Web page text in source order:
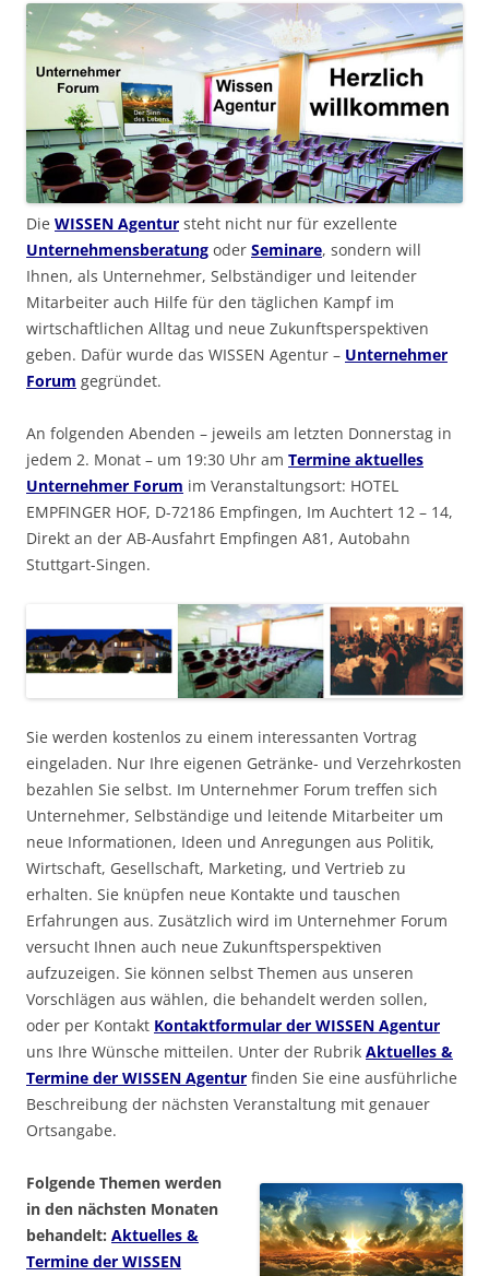
Die WISSEN Agentur steht nicht nur für exzellente
Unternehmensberatung oder Seminare, sondern will
Ihnen, als Unternehmer, Selbständiger und leitender
Mitarbeiter auch Hilfe für den täglichen Kampf im
wirtschaftlichen Alltag und neue Zukunftsperspektiven
geben. Dafür wurde das WISSEN Agentur – Unternehmer
Forum gegründet.
An folgenden Abenden – jeweils am letzten Donnerstag in
jedem 2. Monat – um 19:30 Uhr am Termine aktuelles
Unternehmer Forum im Veranstaltungsort: HOTEL
EMPFINGER HOF, D-72186 Empfingen, Im Auchtert 12 – 14,
Direkt an der AB-Ausfahrt Empfingen A81, Autobahn
Stuttgart-Singen.
Sie werden kostenlos zu einem interessanten Vortrag
eingeladen. Nur Ihre eigenen Getränke- und Verzehrkosten
bezahlen Sie selbst. Im Unternehmer Forum treffen sich
Unternehmer, Selbständige und leitende Mitarbeiter um
neue Informationen, Ideen und Anregungen aus Politik,
Wirtschaft, Gesellschaft, Marketing, und Vertrieb zu
erhalten. Sie knüpfen neue Kontakte und tauschen
Erfahrungen aus. Zusätzlich wird im Unternehmer Forum
versucht Ihnen auch neue Zukunftsperspektiven
aufzuzeigen. Sie können selbst Themen aus unseren
Vorschlägen aus wählen, die behandelt werden sollen,
oder per Kontakt Kontaktformular der WISSEN Agentur
uns Ihre Wünsche mitteilen. Unter der Rubrik Aktuelles &
Termine der WISSEN Agentur finden Sie eine ausführliche
Beschreibung der nächsten Veranstaltung mit genauer
Ortsangabe.
Folgende Themen werden
in den nächsten Monaten
behandelt: Aktuelles &
Termine der WISSEN